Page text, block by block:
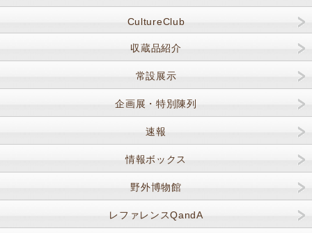
CultureClub
収蔵品紹介
常設展示
企画展・特別陳列
速報
情報ボックス
野外博物館
レファレンスQandA